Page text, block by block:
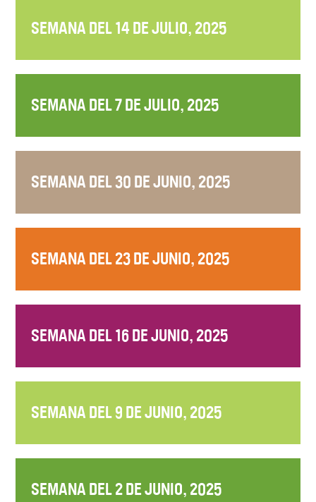
SEMANA DEL 14 DE JULIO, 2025
SEMANA DEL 7 DE JULIO, 2025
SEMANA DEL 30 DE JUNIO, 2025
SEMANA DEL 23 DE JUNIO, 2025
SEMANA DEL 16 DE JUNIO, 2025
SEMANA DEL 9 DE JUNIO, 2025
SEMANA DEL 2 DE JUNIO, 2025